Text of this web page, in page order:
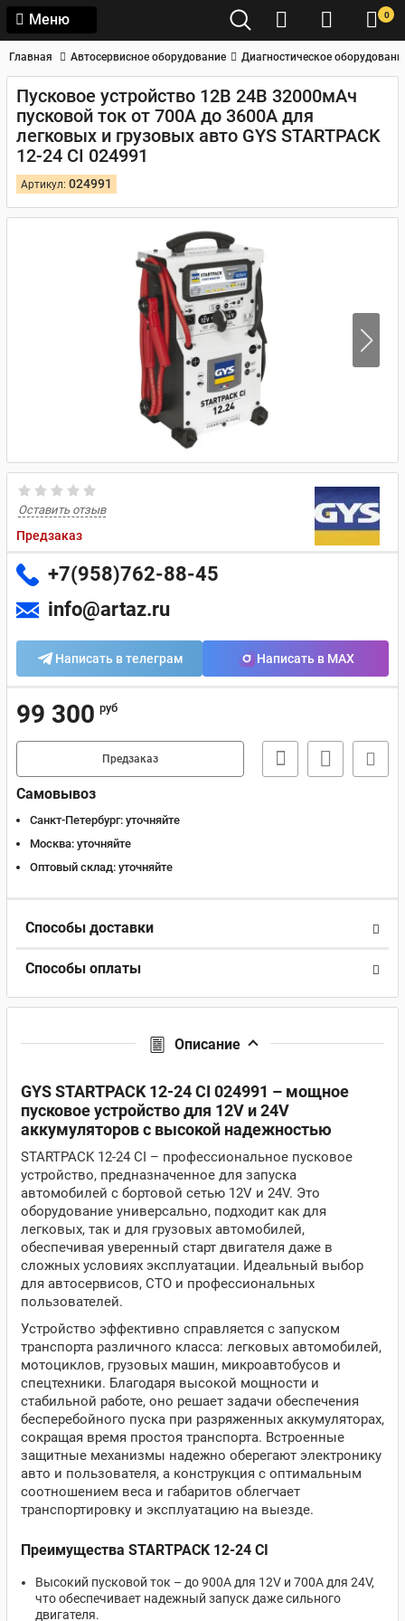
Меню 0
Главная Автосервисное оборудование Диагностическое
Пусковое устройство 12В 24В 32000мАч
пусковой ток от 700А до 3600А для
легковых и грузовых авто GYS STARTPACK
12-24 CI 024991
Артикул: 024991
Оставить отзыв
Предзаказ
+7(958)762-88-45
info@artaz.ru
Написать в телеграм Написать в MAX
99 300 руб
Предзаказ
Самовывоз
Санкт-Петербург: уточняйте
Москва: уточняйте
Оптовый склад: уточняйте
Способы доставки
Способы оплаты
Описание
GYS STARTPACK 12-24 CI 024991 – мощное
пусковое устройство для 12V и 24V
аккумуляторов с высокой надежностью
STARTPACK 12-24 CI – профессиональное пусковое
устройство, предназначенное для запуска
автомобилей с бортовой сетью 12V и 24V. Это
оборудование универсально, подходит как для
легковых, так и для грузовых автомобилей,
обеспечивая уверенный старт двигателя даже в
сложных условиях эксплуатации. Идеальный выбор
для автосервисов, СТО и профессиональных
пользователей.
Устройство эффективно справляется с запуском
транспорта различного класса: легковых автомобилей,
мотоциклов, грузовых машин, микроавтобусов и
спецтехники. Благодаря высокой мощности и
стабильной работе, оно решает задачи обеспечения
бесперебойного пуска при разряженных аккумуляторах,
сокращая время простоя транспорта. Встроенные
защитные механизмы надежно оберегают электронику
авто и пользователя, а конструкция с оптимальным
соотношением веса и габаритов облегчает
транспортировку и эксплуатацию на выезде.
Преимущества STARTPACK 12-24 CI
Высокий пусковой ток – до 900А для 12V и 700А для 24V,
что обеспечивает надежный запуск даже сильного
двигателя.